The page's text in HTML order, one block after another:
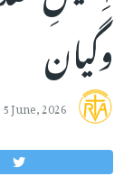
وگیان
June, 2026